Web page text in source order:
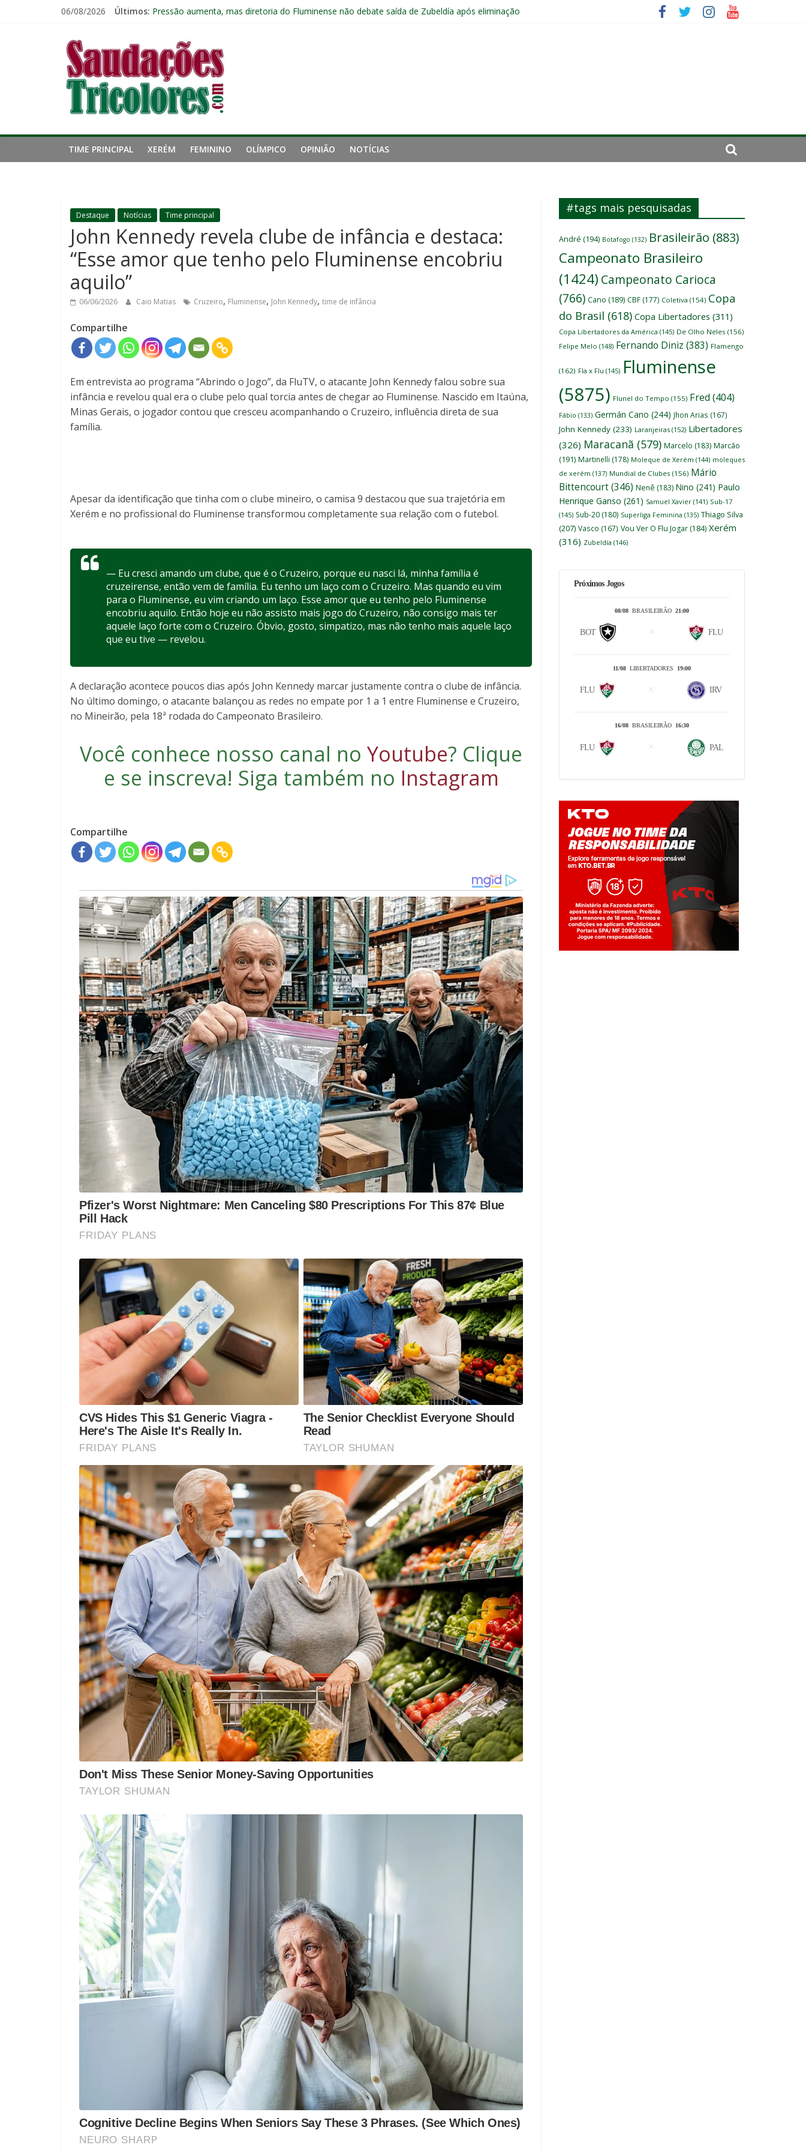
06/08/2026 Últimos: Pressão aumenta, mas diretoria do Fluminense não debate saída de Zubeldía após eliminação
Reféns da própria inércia: A manutenção de Zubeldía e o risco de jogar o ano do Flu no lixo
Fluminense chega a seis jogos sem vencer após eliminação para o Vasco
Saudações
Tricolores
TIME PRINCIPAL XERÉM FEMININO OLÍMPICO OPINIÃO NOTÍCIAS
Destaque Notícias Time principal
John Kennedy revela clube de infância e destaca:
“Esse amor que tenho pelo Fluminense encobriu
aquilo”
06/06/2026 Caio Matias Cruzeiro, Fluminense, John Kennedy, time de infância
Compartilhe
Em entrevista ao programa “Abrindo o Jogo”, da FluTV, o atacante John Kennedy falou sobre sua
infância e revelou qual era o clube pelo qual torcia antes de chegar ao Fluminense. Nascido em Itaúna,
Minas Gerais, o jogador contou que cresceu acompanhando o Cruzeiro, influência direta de sua
família.
Apesar da identificação que tinha com o clube mineiro, o camisa 9 destacou que sua trajetória em
Xerém e no profissional do Fluminense transformou completamente sua relação com o futebol.
— Eu cresci amando um clube, que é o Cruzeiro, porque eu nasci lá, minha família é
cruzeirense, então vem de família. Eu tenho um laço com o Cruzeiro. Mas quando eu vim
para o Fluminense, eu vim criando um laço. Esse amor que eu tenho pelo Fluminense
encobriu aquilo. Então hoje eu não assisto mais jogo do Cruzeiro, não consigo mais ter
aquele laço forte com o Cruzeiro. Óbvio, gosto, simpatizo, mas não tenho mais aquele laço
que eu tive — revelou.
A declaração acontece poucos dias após John Kennedy marcar justamente contra o clube de infância.
No último domingo, o atacante balançou as redes no empate por 1 a 1 entre Fluminense e Cruzeiro,
no Mineirão, pela 18ª rodada do Campeonato Brasileiro.
Você conhece nosso canal no Youtube? Clique
e se inscreva! Siga também no Instagram
Compartilhe
#tags mais pesquisadas
André (194) Botafogo (132) Brasileirão (883)
Campeonato Brasileiro
(1424) Campeonato Carioca
(766) Cano (189) CBF (177) Coletiva (154) Copa
do Brasil (618) Copa Libertadores (311)
Copa Libertadores da América (145) De Olho Neles (156)
Felipe Melo (148) Fernando Diniz (383) Flamengo
(162) Fla x Flu (145) Fluminense
(5875) Flunel do Tempo (155) Fred (404)
Fábio (133) Germán Cano (244) Jhon Arias (167)
John Kennedy (233) Laranjeiras (152) Libertadores
(326) Maracanã (579) Marcelo (183) Marcão
(191) Martinelli (178) Moleque de Xerém (144) moleques
de xerém (137) Mundial de Clubes (156) Mário
Bittencourt(346) Nenê (183) Nino (241) Paulo
Henrique Ganso (261) Samuel Xavier (141) Sub-17
(145) Sub-20 (180) Superliga Feminina (135) Thiago Silva
(207) Vasco (167) Vou Ver O Flu Jogar (184) Xerém
(316) Zubeldía (146)
Próximos Jogos
08/08 BRASILEIRÃO 21:00
BOT FLU
11/08 LIBERTADORES 19:00
FLU IRV
16/08 BRASILEIRÃO 16:30
FLU PAL
Jogue com responsabilidade. 18+